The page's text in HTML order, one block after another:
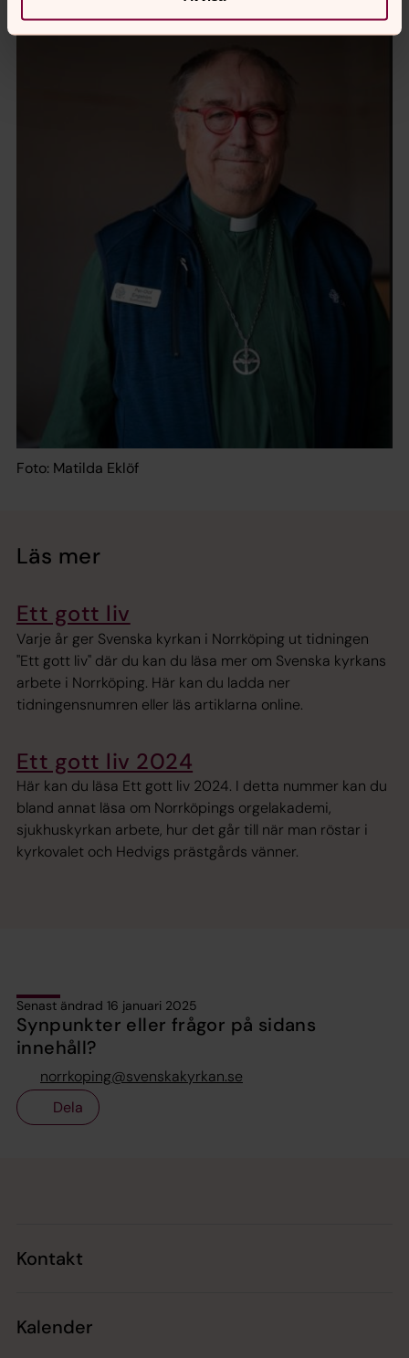
Foto: Matilda Eklöf
Läs mer
Ett gott liv
Varje år ger Svenska kyrkan i Norrköping ut tidningen
"Ett gott liv" där du kan du läsa mer om Svenska kyrkans
arbete i Norrköping. Här kan du ladda ner
tidningensnumren eller läs artiklarna online.
Ett gott liv 2024
Här kan du läsa Ett gott liv 2024. I detta nummer kan du
bland annat läsa om Norrköpings orgelakademi,
sjukhuskyrkan arbete, hur det går till när man röstar i
kyrkovalet och Hedvigs prästgårds vänner.
Senast ändrad 16 januari 2025
Synpunkter eller frågor på sidans
innehåll?
norrkoping@svenskakyrkan.se
Dela
Kontakt
Kalender